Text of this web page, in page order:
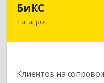
БиКС
Таганрог
Клиентов на
347900, Ростовская